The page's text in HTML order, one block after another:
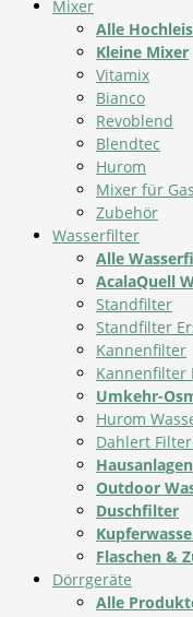
Mixer
Alle
Kleine Mixer
Vitamix
Bianco
Revoblend
Blendtec
Hurom
Mixer für
Zubehör
Wasserfilter
Alle
AcalaQuell
Standfilter
Standfilter
Kannenfilter
Kannenfilter
Umkehr-
Hurom
Dahlert
Hausanlagen
Outdoor
Duschfilter
Flaschen &
Dörrgeräte
Alle